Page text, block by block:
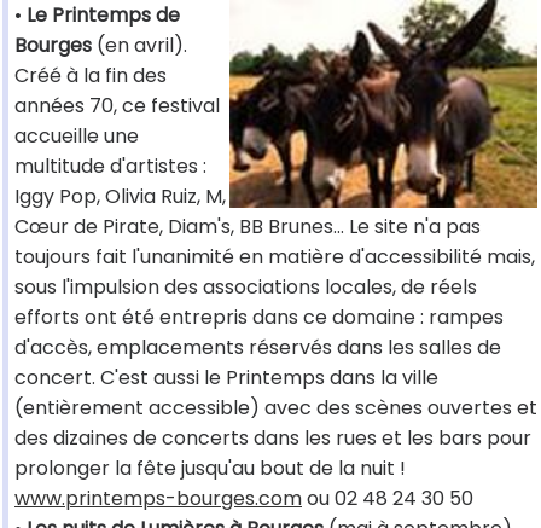
• Le Printemps de
Bourges (en avril).
Créé à la fin des
années 70, ce festival
accueille une
multitude d'artistes :
Iggy Pop, Olivia Ruiz, M,
Cœur de Pirate, Diam's, BB Brunes... Le site n'a pas
toujours fait l'unanimité en matière d'accessibilité mais,
sous l'impulsion des associations locales, de réels
efforts ont été entrepris dans ce domaine : rampes
d'accès, emplacements réservés dans les salles de
concert. C'est aussi le Printemps dans la ville
(entièrement accessible) avec des scènes ouvertes et
des dizaines de concerts dans les rues et les bars pour
prolonger la fête jusqu'au bout de la nuit !
www.printemps-bourges.comou 02 48 24 30 50